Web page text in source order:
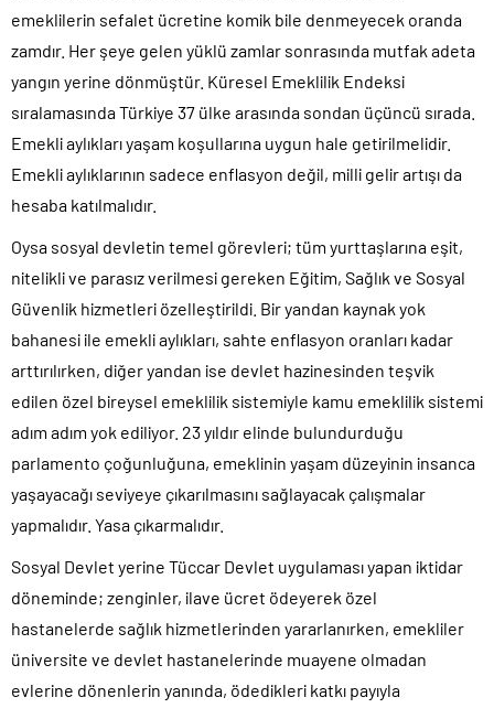
emeklilerin sefalet ücretine komik bile denmeyecek oranda
zamdır. Her şeye gelen yüklü zamlar sonrasında mutfak adeta
yangın yerine dönmüştür. Küresel Emeklilik Endeksi
sıralamasında Türkiye 37 ülke arasında sondan üçüncü sırada.
Emekli aylıkları yaşam koşullarına uygun hale getirilmelidir.
Emekli aylıklarının sadece enflasyon değil, milli gelir artışı da
hesaba katılmalıdır.
Oysa sosyal devletin temel görevleri; tüm yurttaşlarına eşit,
nitelikli ve parasız verilmesi gereken Eğitim, Sağlık ve Sosyal
Güvenlik hizmetleri özelleştirildi. Bir yandan kaynak yok
bahanesi ile emekli aylıkları, sahte enflasyon oranları kadar
arttırılırken, diğer yandan ise devlet hazinesinden teşvik
edilen özel bireysel emeklilik sistemiyle kamu emeklilik sistemi
adım adım yok ediliyor. 23 yıldır elinde bulundurduğu
parlamento çoğunluğuna, emeklinin yaşam düzeyinin insanca
yaşayacağı seviyeye çıkarılmasını sağlayacak çalışmalar
yapmalıdır. Yasa çıkarmalıdır.
Sosyal Devlet yerine Tüccar Devlet uygulaması yapan iktidar
döneminde; zenginler, ilave ücret ödeyerek özel
hastanelerde sağlık hizmetlerinden yararlanırken, emekliler
üniversite ve devlet hastanelerinde muayene olmadan
evlerine dönenlerin yanında, ödedikleri katkı payıyla